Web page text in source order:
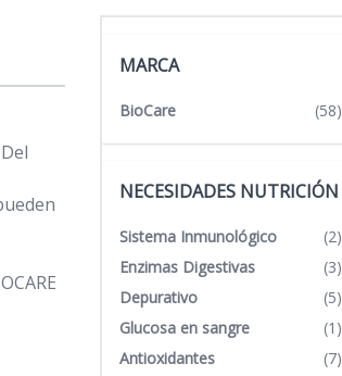
MARCA
BioCare (58)
NECESIDADES NUTRICIÓN
Sistema Inmunológico
(2)
Enzimas Digestivas
(3)
Depurativo
(5)
Glucosa en sangre
(1)
Antioxidantes
(7)